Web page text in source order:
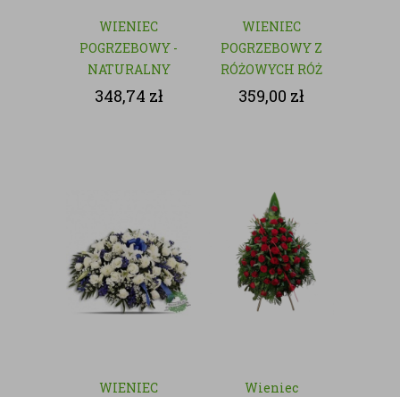
WIENIEC
POGRZEBOWY -
NATURALNY
348,74 zł
WIENIEC
POGRZEBOWY Z
RÓŻOWYCH RÓŻ
- NATURALNY
359,00 zł
WIENIEC
Wieniec